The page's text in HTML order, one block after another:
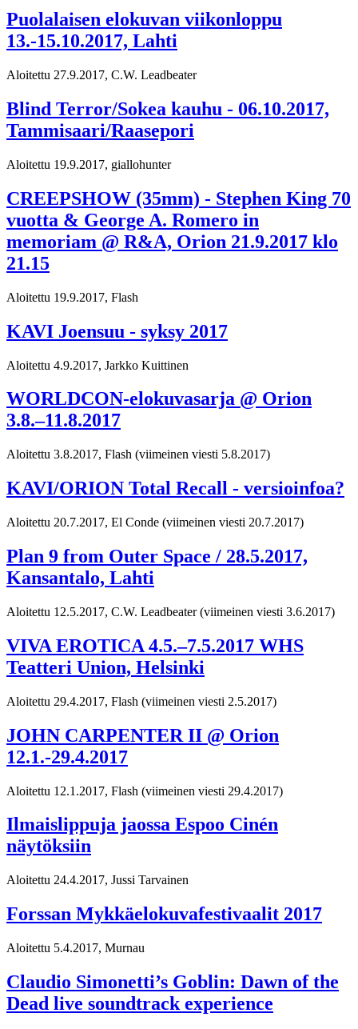
Puolalaisen elokuvan viikonloppu
13.-15.10.2017, Lahti
Aloitettu 27.9.2017, C.W. Leadbeater
Blind Terror/Sokea kauhu - 06.10.2017,
Tammisaari/Raasepori
Aloitettu 19.9.2017, giallohunter
CREEPSHOW (35mm) - Stephen King 70
vuotta & George A. Romero in
memoriam @ R&A, Orion 21.9.2017 klo
21.15
Aloitettu 19.9.2017, Flash
KAVI Joensuu - syksy 2017
Aloitettu 4.9.2017, Jarkko Kuittinen
WORLDCON-elokuvasarja @ Orion
3.8.–11.8.2017
Aloitettu 3.8.2017, Flash (viimeinen viesti 5.8.2017)
KAVI/ORION Total Recall - versioinfoa?
Aloitettu 20.7.2017, El Conde (viimeinen viesti 20.7.2017)
Plan 9 from Outer Space / 28.5.2017,
Kansantalo, Lahti
Aloitettu 12.5.2017, C.W. Leadbeater (viimeinen viesti 3.6.2017)
VIVA EROTICA 4.5.–7.5.2017 WHS
Teatteri Union, Helsinki
Aloitettu 29.4.2017, Flash (viimeinen viesti 2.5.2017)
JOHN CARPENTER II @ Orion
12.1.-29.4.2017
Aloitettu 12.1.2017, Flash (viimeinen viesti 29.4.2017)
Ilmaislippuja jaossa Espoo Cinén
näytöksiin
Aloitettu 24.4.2017, Jussi Tarvainen
Forssan Mykkäelokuvafestivaalit 2017
Aloitettu 5.4.2017, Murnau
Claudio Simonetti’s Goblin: Dawn of the
Dead live soundtrack experience